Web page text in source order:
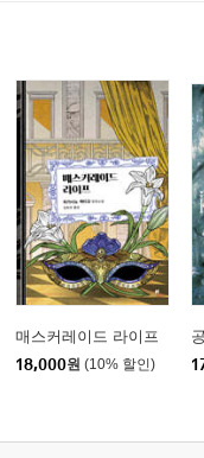
매스커레이드 라이프
18,000원 (10% 할인)